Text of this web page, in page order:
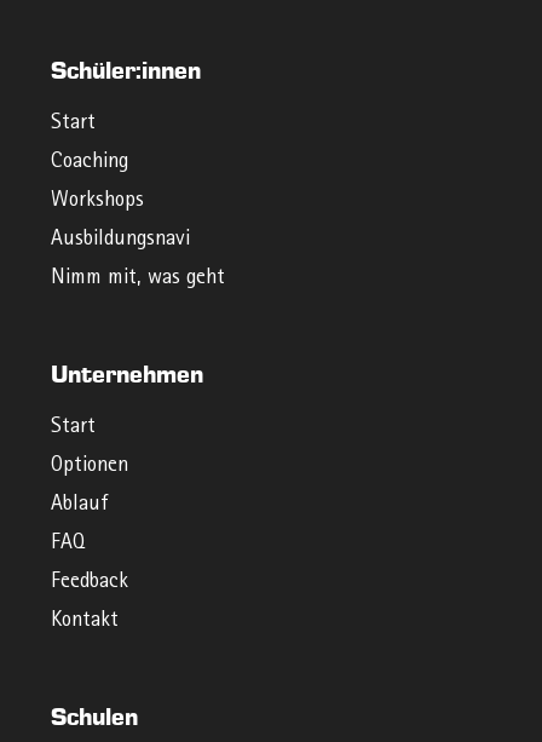
Schüler:innen
Start
Coaching
Workshops
Ausbildungsnavi
Nimm mit, was geht
Unternehmen
Start
Optionen
Ablauf
FAQ
Feedback
Kontakt
Schulen